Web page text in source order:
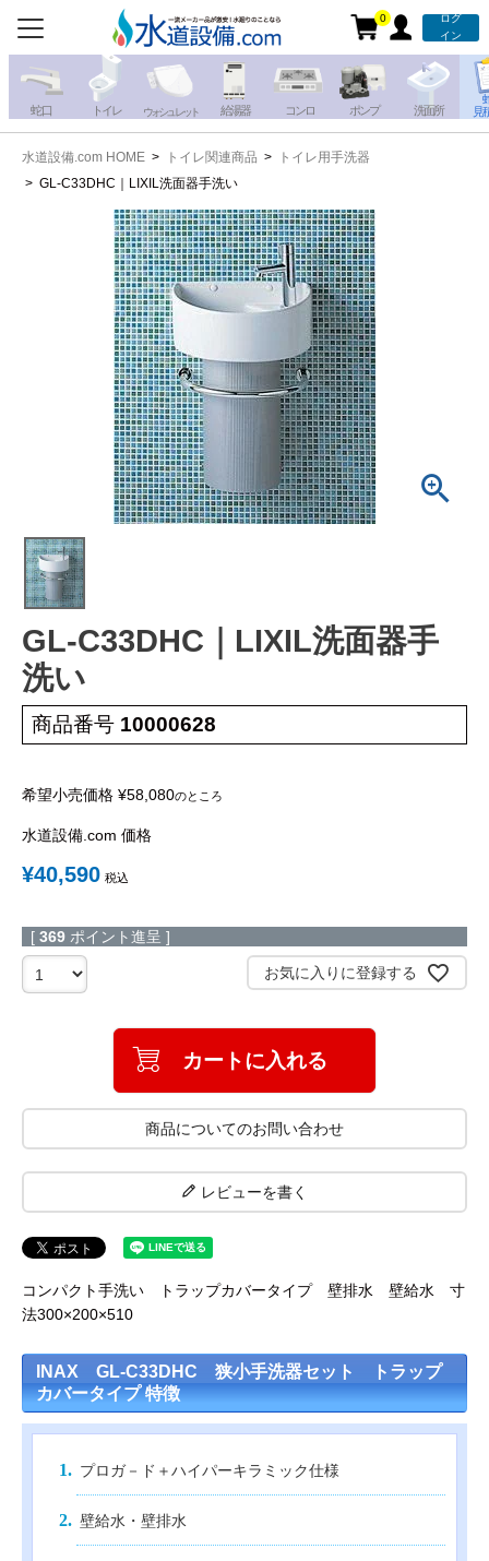
0
ログ
イン
蛇 口 トイレ ウォシュレット 給湯器 コンロ ポンプ 洗面所
見
お電話での注文・お見積も
承っております!!
携帯電話から
iPhone・iPadから
写真を送る
トイレ
ウォシュレッ
ト
給湯器 コンロ
ポンプ
蛇口（水栓）の交換はこちら
トイレ（便器）の交換はこちら
ウォシュレットなどの交換はこちら
給湯器の交換はこちら
ガスコンロの交換はこちら
工事について
トイレ見積もりフォーム
給湯器見積もりフォーム
DTY
取り付けの手順
交換工事
水道設備.com HOME トイレ関連商品
トイレ用手洗器
GL-C33DHC｜LIXIL洗面器手洗い
GL-C33DHC｜LIXIL洗面器手
洗い
商品番号 10000628
希望小売価格 ¥58,080のところ
水道設備.com 価格
¥40,590 税込
[ 369 ポイント進呈 ]
お気に入りに登録する
カートに入れる
商品についてのお問い合わせ
レビューを書く
コンパクト手洗い トラップカバータイプ 壁排水 壁給水 寸
法300×200×510
INAX GL-C33DHC 狭小手洗器セット トラップ
カバータイプ 特徴
プロガ－ド＋ハイパーキラミック仕様
壁給水・壁排水